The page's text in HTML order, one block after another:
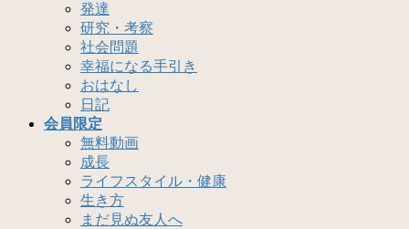
発達
研究・考察
社会問題
幸福になる手引き
おはなし
日記
会員限定
無料動画
成長
ライフスタイル・健康
生き方
まだ見ぬ友人へ